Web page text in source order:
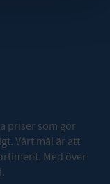
priser som gör
Vårt mål är att
Med över